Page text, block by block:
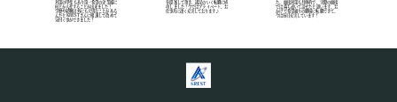
対策の甲斐​もあり第一希望の企業様に
何とか​入社することが出来ました！
学歴や経験以外にも大切なことが​ある
んだとKRESTさんに相談して​改めて
気付く事ができました！
を提案して​頂き、満足のいく転職に成
功しま​した！今ではプライベート、お
仕​事共に凄く充実しております♪
た。面接対​策も具体的で、実際の面接
では落​ち着いて話せたと思います。お
か​げで希望通りの職場に転職でき​て、
今は毎日充実しています！